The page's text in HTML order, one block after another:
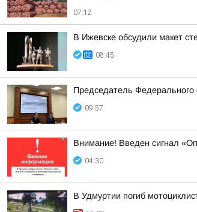
07:12
В Ижевске обсудили макет
08:45
Председатель
09:57
Внимание! Введен сигнал
04:30
В Удмуртии погиб